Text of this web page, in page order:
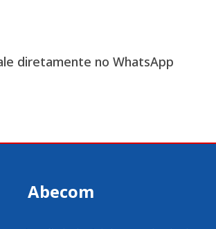
diretamente no WhatsApp
Abecom